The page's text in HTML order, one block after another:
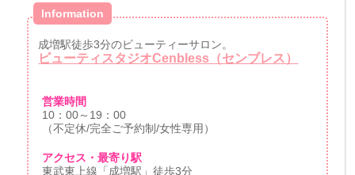
Information
成増駅徒歩3分のビューティーサロン。
ビューティスタジオCenbless（センブレス）
営業時間
10：00～19：00
（不定休/完全ご予約制/女性専用）
アクセス・最寄り駅
東武東上線「成増駅」徒歩3分